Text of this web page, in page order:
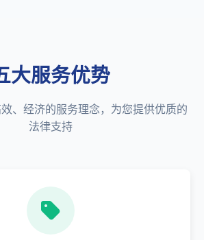
大服务优势
、经济的服务理念，为您提供优质的
法律支持